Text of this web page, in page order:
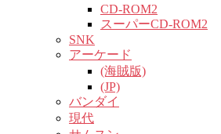
CD-ROM2
スーパーCD-ROM2
SNK
アーケード
(海賊版)
(JP)
バンダイ
現代